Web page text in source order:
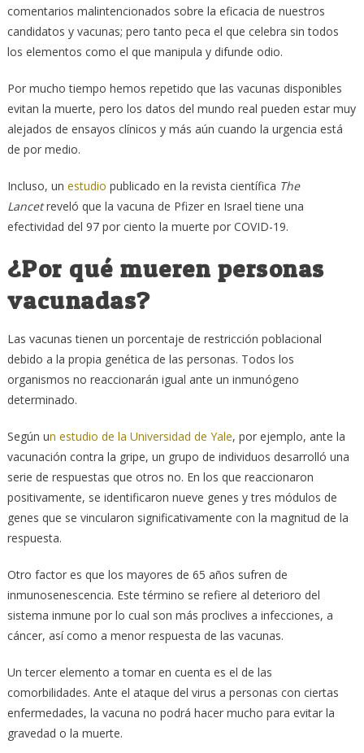
comentarios malintencionados sobre la eficacia de nuestros
candidatos y vacunas; pero tanto peca el que celebra sin todos
los elementos como el que manipula y difunde odio.
Por mucho tiempo hemos repetido que las vacunas disponibles
evitan la muerte, pero los datos del mundo real pueden estar muy
alejados de ensayos clínicos y más aún cuando la urgencia está
de por medio.
Incluso, un estudio publicado en la revista científica The
Lancetreveló que la vacuna de Pfizer en Israel tiene una
efectividad del 97 por ciento la muerte por COVID-19.
¿Por qué mueren personas
vacunadas?
Las vacunas tienen un porcentaje de restricción poblacional
debido a la propia genética de las personas. Todos los
organismos no reaccionarán igual ante un inmunógeno
determinado.
Según un estudio de la Universidad de Yale, por ejemplo, ante la
vacunación contra la gripe, un grupo de individuos desarrolló una
serie de respuestas que otros no. En los que reaccionaron
positivamente, se identificaron nueve genes y tres módulos de
genes que se vincularon significativamente con la magnitud de la
respuesta.
Otro factor es que los mayores de 65 años sufren de
inmunosenescencia. Este término se refiere al deterioro del
sistema inmune por lo cual son más proclives a infecciones, a
cáncer, así como a menor respuesta de las vacunas.
Un tercer elemento a tomar en cuenta es el de las
comorbilidades. Ante el ataque del virus a personas con ciertas
enfermedades, la vacuna no podrá hacer mucho para evitar la
gravedad o la muerte.